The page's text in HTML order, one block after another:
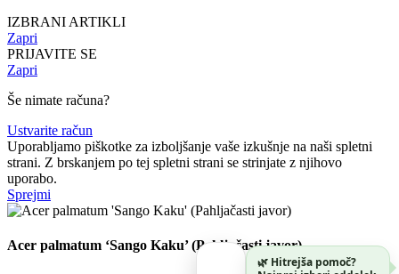
IZBRANI ARTIKLI
Zapri
PRIJAVITE SE
Zapri
Še nimate računa?
Ustvarite račun
Uporabljamo piškotke za izboljšanje vaše izkušnje na naši spletni
strani. Z brskanjem po tej spletni strani se strinjate z njihovo
uporabo.
Sprejmi
Acer palmatum ‘Sango Kaku’ (Pahljačasti javor)
🌿 Hitrejša pomoč?